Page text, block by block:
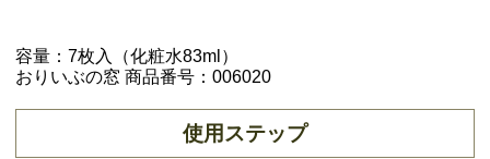
容量：7枚入（化粧水83ml）
おりいぶの窓 商品番号：006020
使用ステップ